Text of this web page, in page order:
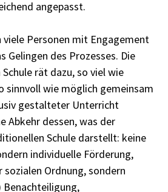
angepasst.
Personen mit Engagement
Gelingen des Prozesses. Die
rät dazu, so viel wie
sinnvoll wie möglich gemeinsam
gestalteter Unterricht
Abkehr dessen, was der
Schule darstellt: keine
individuelle Förderung,
Ordnung, sondern
Benachteiligung,